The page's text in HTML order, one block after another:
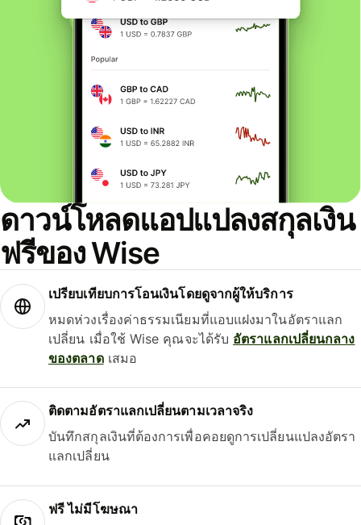
ดาวน์โหลดแอปแปลงสกุลเงิน
ฟรีของ Wise
เปรียบเทียบการโอนเงินโดยดูจากผู้ให้บริการ
หมดห่วงเรื่องค่าธรรมเนียมที่แอบแฝงมาในอัตราแลก
เปลี่ยน เมื่อใช้ Wise คุณจะได้รับ อัตราแลกเปลี่ยนกลาง
ของตลาดเสมอ
ติดตามอัตราแลกเปลี่ยนตามเวลาจริง
บันทึกสกุลเงินที่ต้องการเพื่อคอยดูการเปลี่ยนแปลงอัตรา
แลกเปลี่ยน
ฟรี ไม่มีโฆษณา